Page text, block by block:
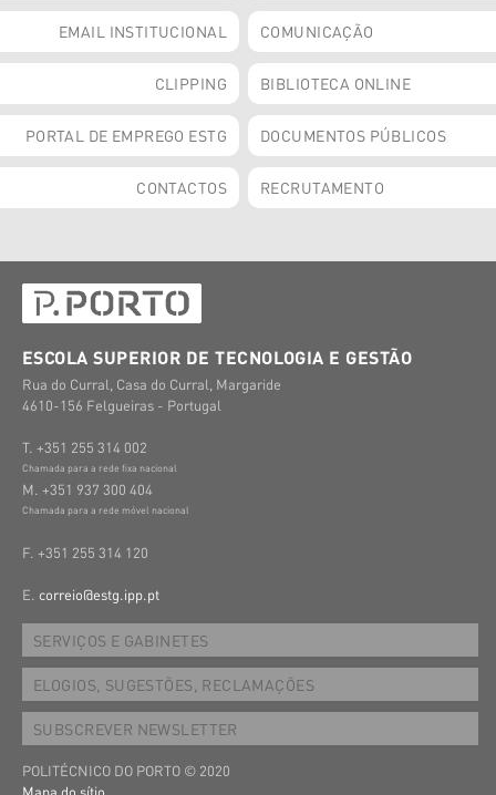
EMAIL INSTITUCIONAL COMUNICAÇÃO
CLIPPING BIBLIOTECA ONLINE
PORTAL DE EMPREGO ESTG DOCUMENTOS PÚBLICOS
CONTACTOS RECRUTAMENTO
ESCOLA SUPERIOR DE TECNOLOGIA E GESTÃO
Rua do Curral, Casa do Curral, Margaride
4610-156 Felgueiras - Portugal
T. +351 255 314 002
Chamada para a rede fixa nacional
M. +351 937 300 404
Chamada para a rede móvel nacional
F. +351 255 314 120
E. correio@estg.ipp.pt
SERVIÇOS E GABINETES
ELOGIOS, SUGESTÕES, RECLAMAÇÕES
SUBSCREVER NEWSLETTER
POLITÉCNICO DO PORTO © 2020
Mapa do sítio